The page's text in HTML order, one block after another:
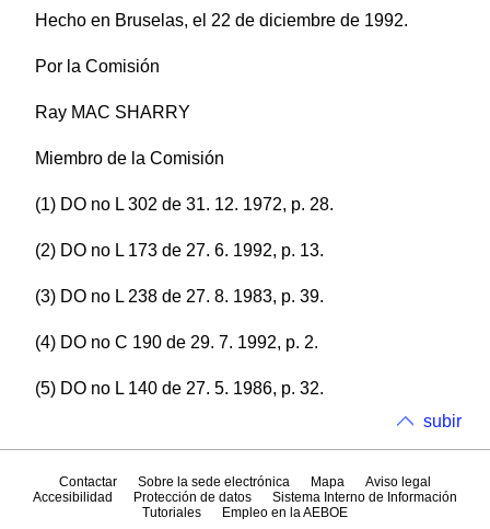
Hecho en Bruselas, el 22 de diciembre de 1992.
Por la Comisión
Ray MAC SHARRY
Miembro de la Comisión
(1) DO no L 302 de 31. 12. 1972, p. 28.
(2) DO no L 173 de 27. 6. 1992, p. 13.
(3) DO no L 238 de 27. 8. 1983, p. 39.
(4) DO no C 190 de 29. 7. 1992, p. 2.
(5) DO no L 140 de 27. 5. 1986, p. 32.
subir
Contactar Sobre la sede electrónica Mapa
Aviso legal
Accesibilidad
Protección de datos
Sistema Interno de Información
Tutoriales
Empleo en la AEBOE